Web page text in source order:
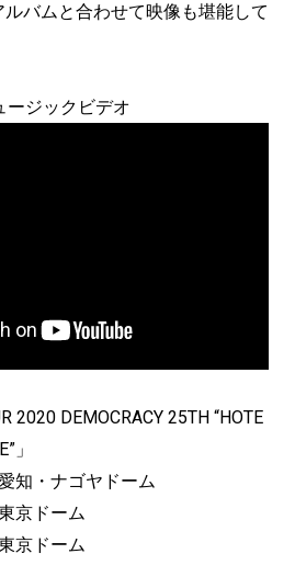
バムと合わせて映像も堪能して
ージックビデオ
2020 DEMOCRACY 25TH “HOTE
」
知・ナゴヤドーム
京ドーム
京ドーム